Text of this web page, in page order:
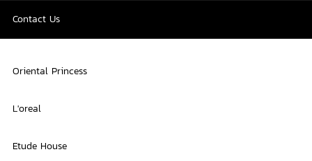
Contact Us
Oriental Princess
L'oreal
Etude House